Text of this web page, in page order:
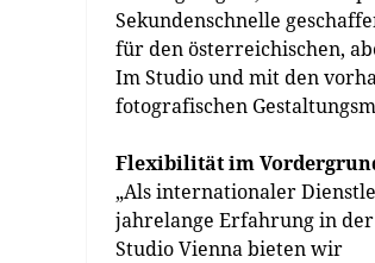
Sekundenschnelle
für den österreichischen,
Im Studio und mit den
fotografischen
Flexibilität im
„Als internationaler
jahrelange Erfahrung in
Studio Vienna bieten wir